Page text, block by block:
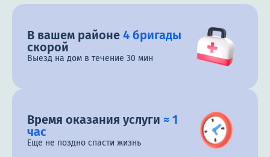
В вашем районе 4 бригады
скорой
Выезд на дом в течение 30 мин
Время оказания услуги ≈ 1
час
Еще не поздно спасти жизнь